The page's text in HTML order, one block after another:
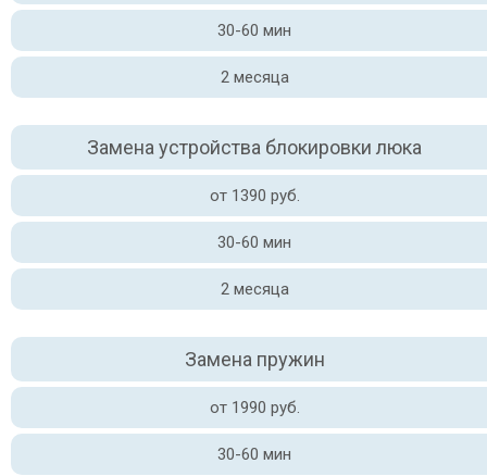
30-60 мин
2 месяца
Замена устройства блокировки люка
от 1390 руб.
30-60 мин
2 месяца
Замена пружин
от 1990 руб.
30-60 мин